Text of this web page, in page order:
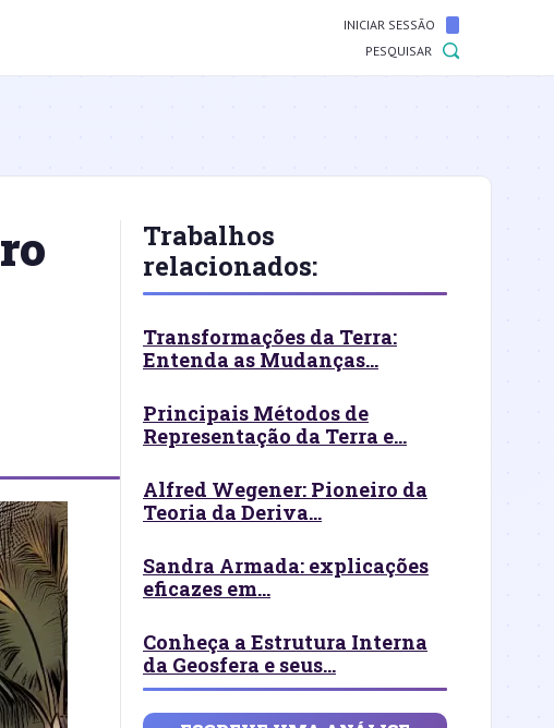
INICIAR SESSÃO
PESQUISAR
Trabalhos
relacionados:
Transformações da Terra:
Entenda as Mudanças...
Principais Métodos de
Representação da Terra e...
Alfred Wegener: Pioneiro da
Teoria da Deriva...
Sandra Armada: explicações
eficazes em...
Conheça a Estrutura Interna
da Geosfera e seus...